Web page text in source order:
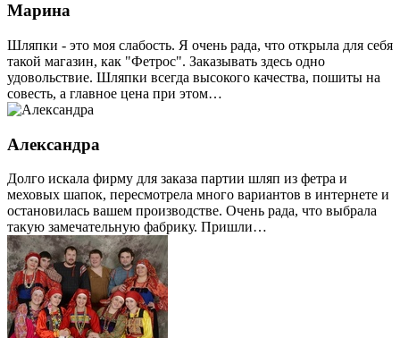
Марина
Шляпки - это моя слабость. Я очень рада, что открыла для себя
такой магазин, как "Фетрос". Заказывать здесь одно
удовольствие. Шляпки всегда высокого качества, пошиты на
совесть, а главное цена при этом…
Александра
Долго искала фирму для заказа партии шляп из фетра и
меховых шапок, пересмотрела много вариантов в интернете и
остановилась вашем производстве. Очень рада, что выбрала
такую замечательную фабрику. Пришли…